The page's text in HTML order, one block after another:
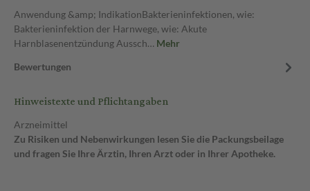
Anwendung &amp; IndikationBakterieninfektionen, wie:
Bakterieninfektion der Harnwege, wie: Akute
Harnblasenentzündung Aussch… Mehr
Bewertungen
Hinweistexte und Pflichtangaben
Arzneimittel
Zu Risiken und Nebenwirkungen lesen Sie die Packungsbeilage
und fragen Sie Ihre Ärztin, Ihren Arzt oder in Ihrer Apotheke.